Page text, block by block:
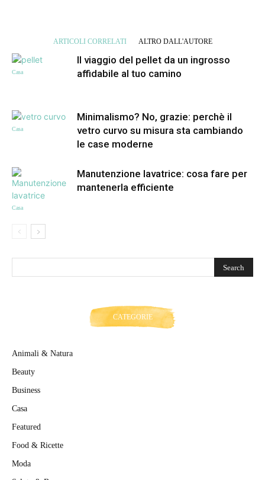
ARTICOLI CORRELATI ALTRO DALL'AUTORE
Casa
Il viaggio del pellet da un ingrosso
affidabile al tuo camino
Casa
Minimalismo? No, grazie: perchè il
vetro curvo su misura sta cambiando
le case moderne
Casa
Manutenzione lavatrice: cosa fare per
mantenerla efficiente
CATEGORIE
Animali & Natura
Beauty
Business
Casa
Featured
Food & Ricette
Moda